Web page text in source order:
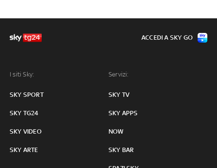
I siti Sky:
SKY SPORT
SKY TG24
SKY VIDEO
SKY ARTE
Servizi:
SKY TV
SKY APPS
NOW
SKY BAR
ACCEDI A SKY GO